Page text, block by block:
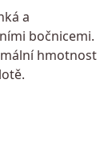
a
bočnicemi.
hmotnost